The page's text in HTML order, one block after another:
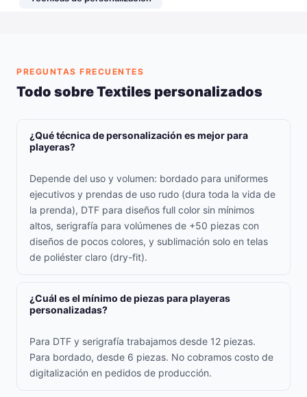
PREGUNTAS FRECUENTES
Todo sobre Textiles personalizados
¿Qué técnica de personalización es mejor para
playeras?
Depende del uso y volumen: bordado para uniformes
ejecutivos y prendas de uso rudo (dura toda la vida de
la prenda), DTF para diseños full color sin mínimos
altos, serigrafía para volúmenes de +50 piezas con
diseños de pocos colores, y sublimación solo en telas
de poliéster claro (dry-fit).
¿Cuál es el mínimo de piezas para playeras
personalizadas?
Para DTF y serigrafía trabajamos desde 12 piezas.
Para bordado, desde 6 piezas. No cobramos costo de
digitalización en pedidos de producción.